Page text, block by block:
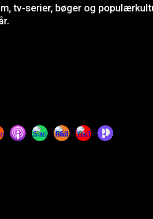
tv-serier, bøger og